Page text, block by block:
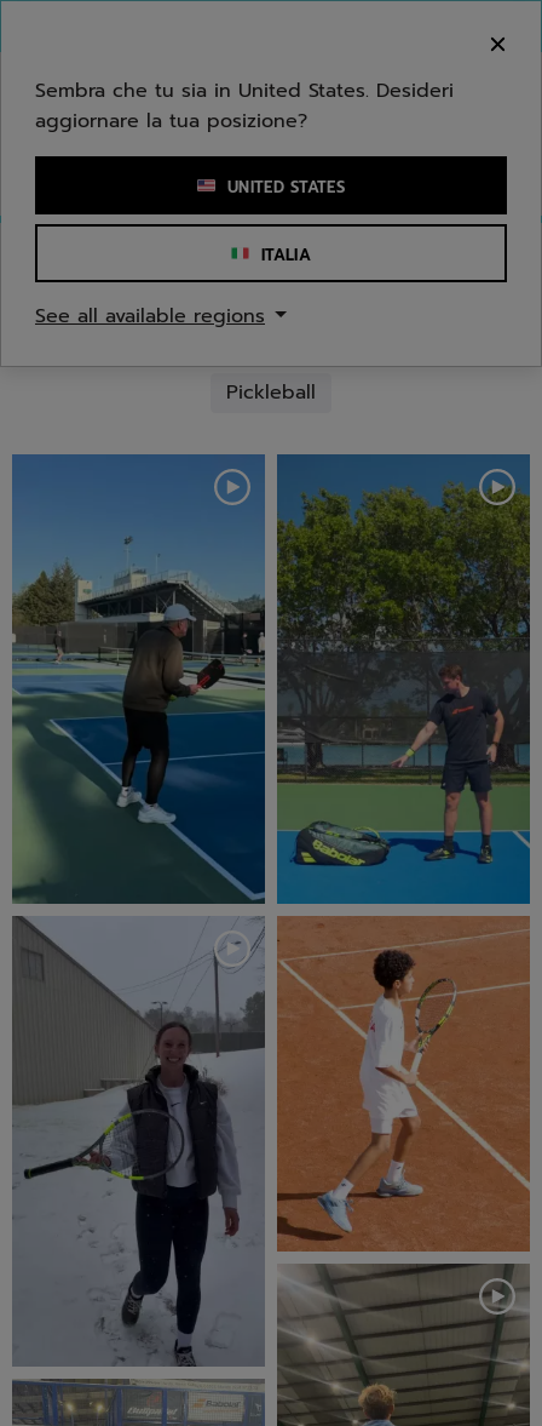
Inserisci una parola chiave o il numero di un articolo
#BABOLATFAMILY
Pickleball
Sembra che tu sia in United States. Desideri
aggiornare la tua posizione?
UNITED STATES
ITALIA
See all available regions